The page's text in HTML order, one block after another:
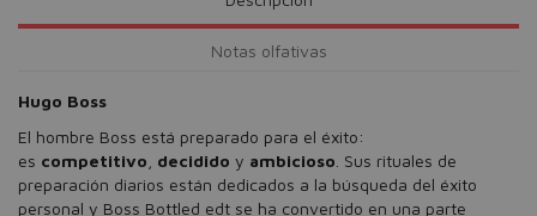
Notas olfativas
Hugo Boss
El hombre Boss está preparado para el éxito:
es competitivo decidido y ambicioso . Sus rituales de
preparación diarios están dedicados a la búsqueda del éxito
personal y Boss Bottled edt se ha convertido en una parte